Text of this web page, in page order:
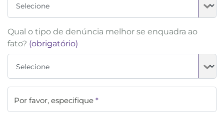
Qual o tipo de denúncia melhor se enquadra ao
fato? (obrigatório)
Por favor, especifique *